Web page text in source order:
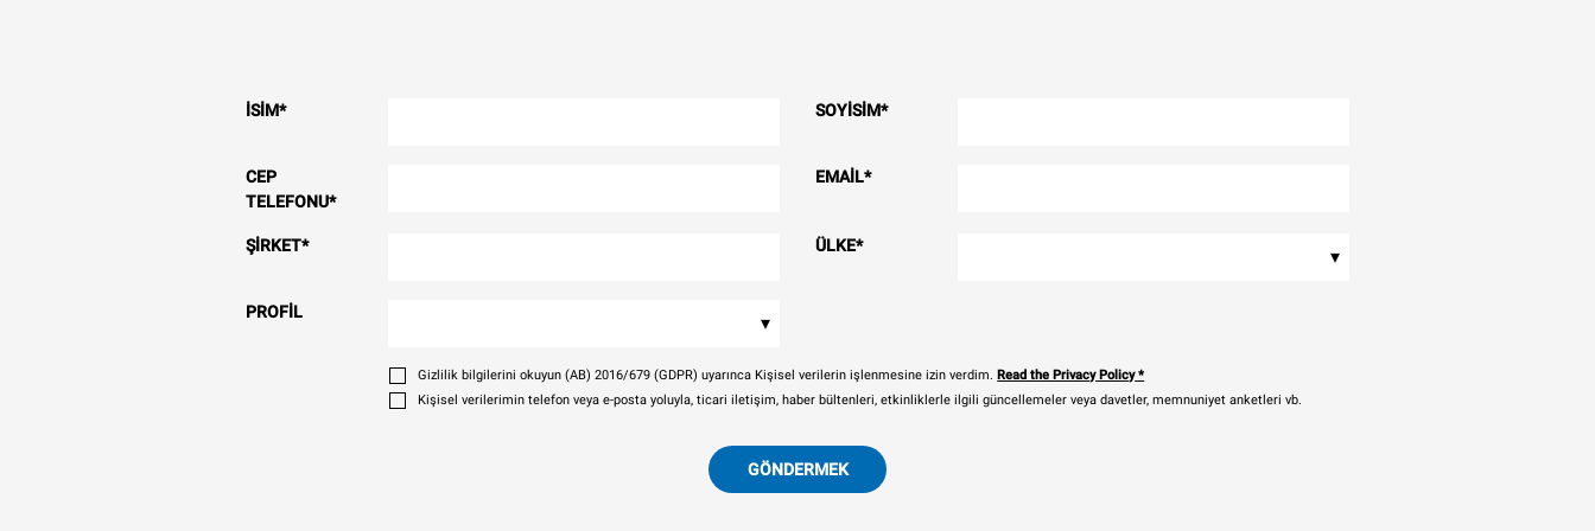
İSIM* SOYISIM*
CEP
TELEFONU*
EMAIL*
ŞIRKET* ÜLKE* ▾
PROFIL ▾
Gizlilik bilgilerini okuyun (AB) 2016/679 (GDPR) uyarınca Kişisel verilerin işlenmesine izin verdim. Read the Privacy Policy*
Kişisel verilerimin telefon veya e-posta yoluyla, ticari iletişim, haber bültenleri, etkinliklerle ilgili güncellemeler veya davetler, memnuniyet anketleri vb.
GÖNDERMEK